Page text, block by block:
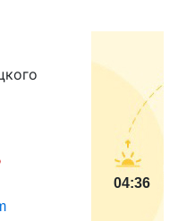
04:36